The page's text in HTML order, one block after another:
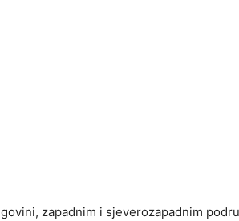
zapadnim i sjeverozapadnim